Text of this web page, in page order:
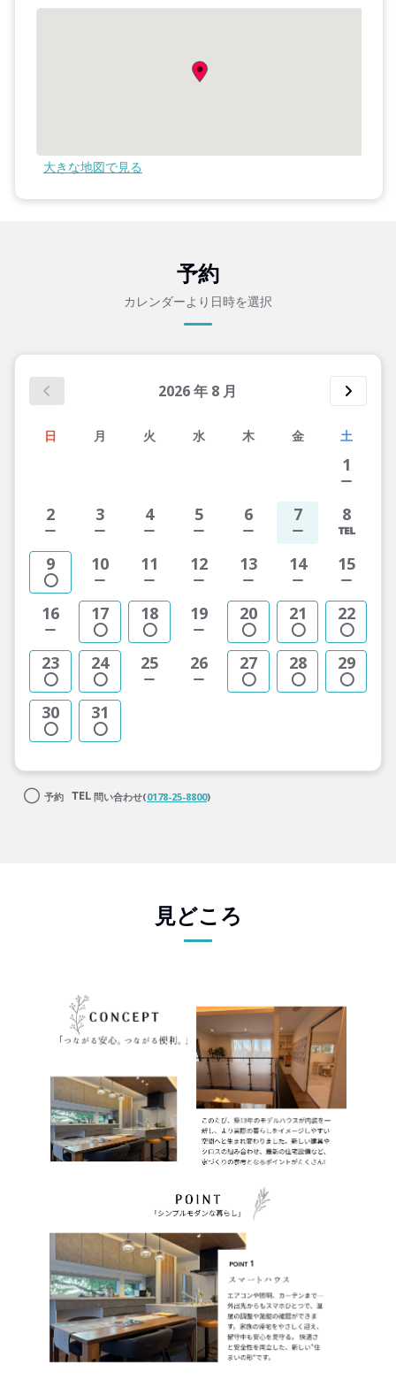
大きな地図で見る
予約
カレンダーより日時を選択
2026年 8 月
日 月 火 水 木 金 土
1
2 3 4 5 6 7 8
9 10 11 12 13 14 15
16 17 18 19 20 21 22
23 24 25 26 27 28 29
30 31
予約 問い合わせ(0178-25-8800)
見どころ